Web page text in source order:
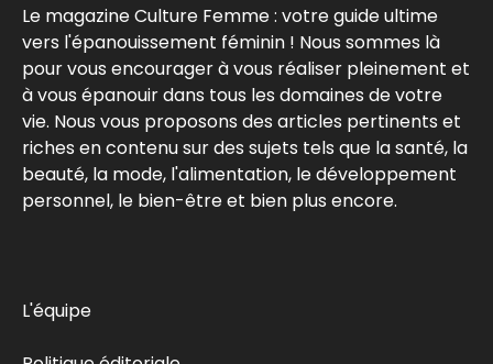
Le magazine Culture Femme : votre guide ultime
vers l'épanouissement féminin ! Nous sommes là
pour vous encourager à vous réaliser pleinement et
à vous épanouir dans tous les domaines de votre
vie. Nous vous proposons des articles pertinents et
riches en contenu sur des sujets tels que la santé, la
beauté, la mode, l'alimentation, le développement
personnel, le bien-être et bien plus encore.
L'équipe